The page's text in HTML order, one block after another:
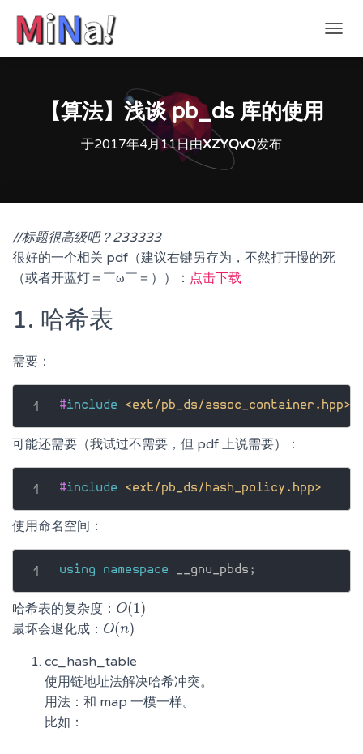
换
【算法】浅谈 pb_ds 库的使用
于2017年4月11日由XZYQvQ发布
//标题很高级吧？233333
很好的一个相关 pdf（建议右键另存为，不然打开慢的死
（或者开蓝灯＝￣ω￣＝））： 点击下载
1. 哈希表
需要：
#include <ext/pb_ds/assoc_container.hpp>
可能还需要（我试过不需要，但 pdf 上说需要）：
#include <ext/pb_ds/hash_policy.hpp>
使用命名空间：
using namespace __gnu_pbds ;
哈希表的复杂度： O(1)
O(1)
最坏会退化成： O(n)
O(n)
cc_hash_table
使用链地址法解决哈希冲突。
用法：和 map 一模一样。
比如：